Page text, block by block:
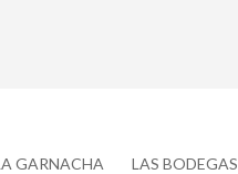
GARNACHA LAS BODEGAS